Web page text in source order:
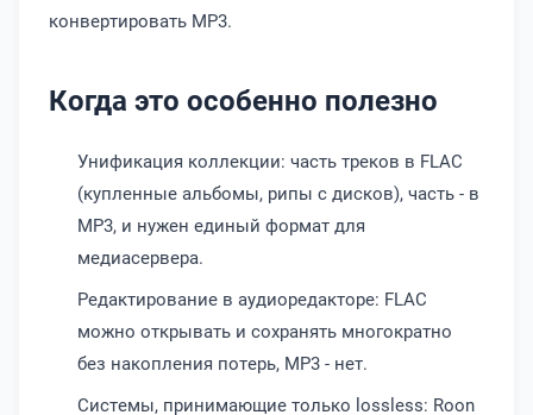
конвертировать MP3.
Когда это особенно полезно
Унификация коллекции: часть треков в FLAC
(купленные альбомы, рипы с дисков), часть - в
MP3, и нужен единый формат для
медиасервера.
Редактирование в аудиоредакторе: FLAC
можно открывать и сохранять многократно
без накопления потерь, MP3 - нет.
Системы, принимающие только lossless: Roon